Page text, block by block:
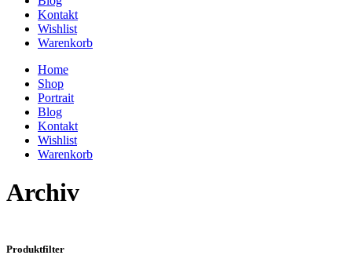
Kontakt
Wishlist
Warenkorb
Home
Shop
Portrait
Blog
Kontakt
Wishlist
Warenkorb
Archiv
Produktfilter